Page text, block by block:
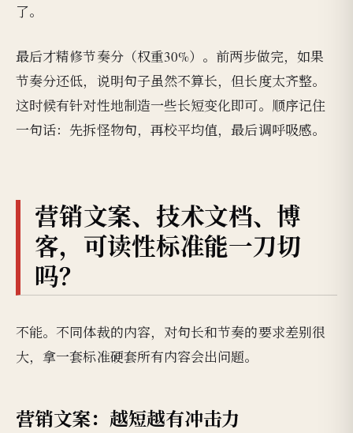
了。
最后才精修节奏分（权重30%）。前两步做完，如果
节奏分还低，说明句子虽然不算长，但长度太齐整。
这时候有针对性地制造一些长短变化即可。顺序记住
一句话：先拆怪物句，再校平均值，最后调呼吸感。
营销文案、技术文档、博
客，可读性标准能一刀切
吗？
不能。不同体裁的内容，对句长和节奏的要求差别很
大，拿一套标准硬套所有内容会出问题。
营销文案：越短越有冲击力